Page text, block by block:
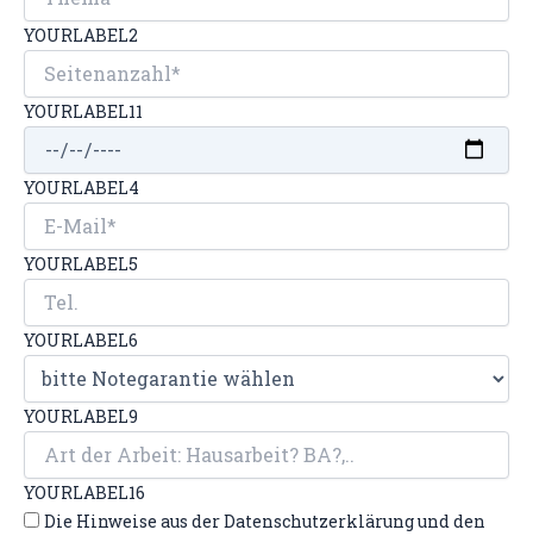
YOURLABEL2
YOURLABEL11
YOURLABEL4
YOURLABEL5
YOURLABEL6
YOURLABEL9
YOURLABEL16
Die Hinweise aus der Datenschutzerklärung und den